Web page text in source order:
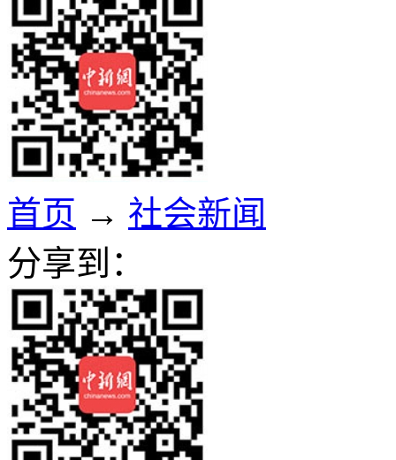
首页 → 社会新闻
分享到：